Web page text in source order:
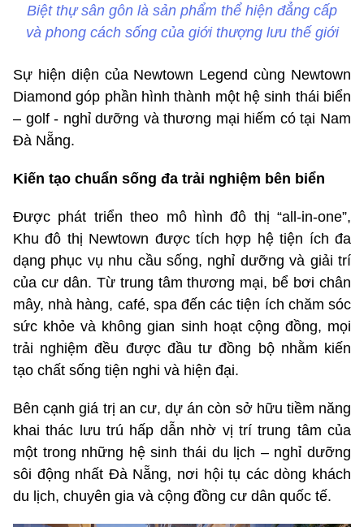
Biệt thự sân gôn là sản phẩm thể hiện đẳng cấp
và phong cách sống của giới thượng lưu thế giới
Sự hiện diện của Newtown Legend cùng Newtown
Diamond góp phần hình thành một hệ sinh thái biển
– golf - nghỉ dưỡng và thương mại hiếm có tại Nam
Đà Nẵng.
Kiến tạo chuẩn sống đa trải nghiệm bên biển
Được phát triển theo mô hình đô thị “all-in-one”,
Khu đô thị Newtown được tích hợp hệ tiện ích đa
dạng phục vụ nhu cầu sống, nghỉ dưỡng và giải trí
của cư dân. Từ trung tâm thương mại, bể bơi chân
mây, nhà hàng, café, spa đến các tiện ích chăm sóc
sức khỏe và không gian sinh hoạt cộng đồng, mọi
trải nghiệm đều được đầu tư đồng bộ nhằm kiến
tạo chất sống tiện nghi và hiện đại.
Bên cạnh giá trị an cư, dự án còn sở hữu tiềm năng
khai thác lưu trú hấp dẫn nhờ vị trí trung tâm của
một trong những hệ sinh thái du lịch – nghỉ dưỡng
sôi động nhất Đà Nẵng, nơi hội tụ các dòng khách
du lịch, chuyên gia và cộng đồng cư dân quốc tế.